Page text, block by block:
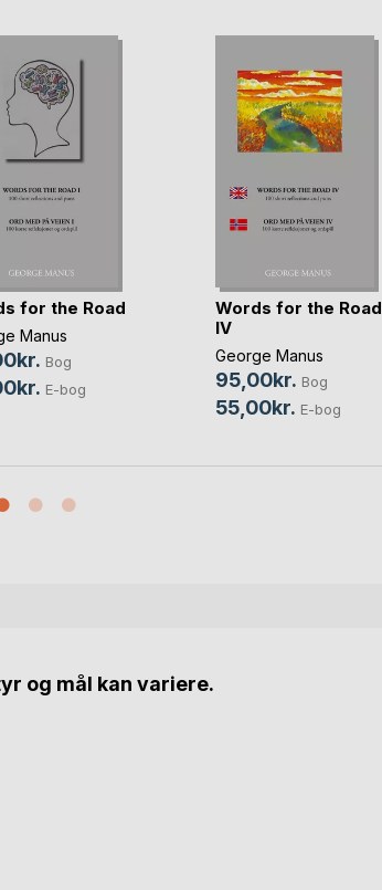
for the Road
Manus
Bog
E-bog
Words for the Road
IV
George Manus
95,00kr. Bog
55,00kr. E-bog
og mål kan variere.